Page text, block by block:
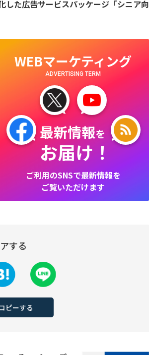
した広告サービスパッケージ「シニア向
WEBマーケティング
ADVERTISING TERM
最新情報を
お届け！
ご利用のSNSで最新情報を
ご覧いただけます
する
ピーする